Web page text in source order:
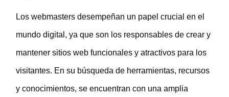
Los webmasters desempeñan un papel crucial en el
mundo digital, ya que son los responsables de crear y
mantener sitios web funcionales y atractivos para los
visitantes. En su búsqueda de herramientas, recursos
y conocimientos, se encuentran con una amplia